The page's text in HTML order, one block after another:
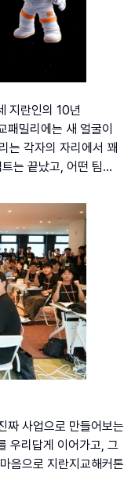
지란인의 10년
밀리에는 새 얼굴이
는 각자의 자리에서 꽤
는 끝났고, 어떤 팀...
짜 사업으로 만들어보는
우리답게 이어가고, 그
음으로 지란지교해커톤